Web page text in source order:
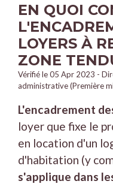
EN QUOI
LOYERS À
ZONE
Vérifié le 05 Apr 2023 -
administrative (Première
L'encadrement
loyer que fixe le
en location d'un
d'habitation (y
s'applique dans